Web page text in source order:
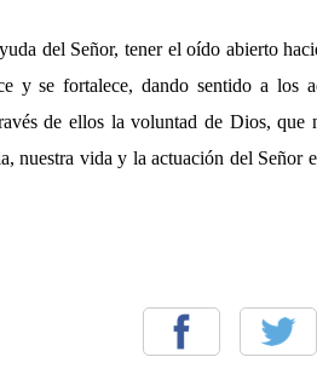
del Señor, tener el oído abierto
y se fortalece, dando sentido a los
de ellos la voluntad de Dios, que
nuestra vida y la actuación del Señor